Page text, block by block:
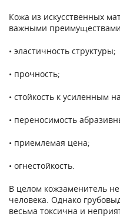
Кожа из искусственных
важными
• эластичность структуры;
• прочность;
• стойкость к усиленным
• переносимость
• приемлемая цена;
• огнестойкость.
В целом кожзаменитель
человека. Однако
весьма токсична и